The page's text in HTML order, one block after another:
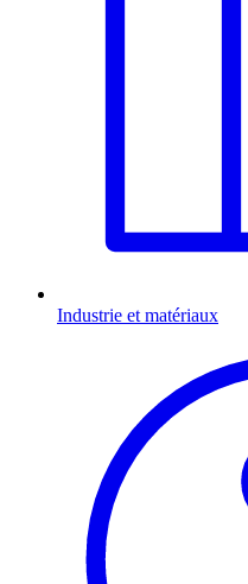
Industrie et matériaux